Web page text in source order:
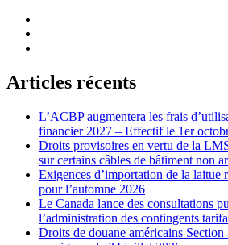
Articles récents
L’ACBP augmentera les frais
financier 2027 – Effectif le 1er
Droits provisoires en vertu de la
sur certains câbles de bâtiment non
Exigences d’importation de la laitue
pour l’automne 2026
Le Canada lance des consultations
l’administration des contingents
Droits de douane américains